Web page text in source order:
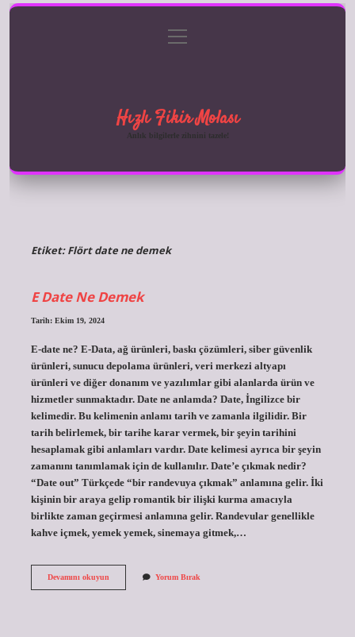
Gizlilik Politikası
menüyü
aç
Hızlı Fikir Molası
Anlık bilgilerle zihnini tazele!
Etiket:Flört date ne demek
E Date Ne Demek
Tarih: Ekim 19, 2024
E-date ne? E-Data, ağ ürünleri, baskı çözümleri, siber güvenlik
ürünleri, sunucu depolama ürünleri, veri merkezi altyapı
ürünleri ve diğer donanım ve yazılımlar gibi alanlarda ürün ve
hizmetler sunmaktadır. Date ne anlamda? Date, İngilizce bir
kelimedir. Bu kelimenin anlamı tarih ve zamanla ilgilidir. Bir
tarih belirlemek, bir tarihe karar vermek, bir şeyin tarihini
hesaplamak gibi anlamları vardır. Date kelimesi ayrıca bir şeyin
zamanını tanımlamak için de kullanılır. Date’e çıkmak nedir?
“Date out” Türkçede “bir randevuya çıkmak” anlamına gelir. İki
kişinin bir araya gelip romantik bir ilişki kurma amacıyla
birlikte zaman geçirmesi anlamına gelir. Randevular genellikle
kahve içmek, yemek yemek, sinemaya gitmek,…
Devamını okuyunE
Yorum Bırak